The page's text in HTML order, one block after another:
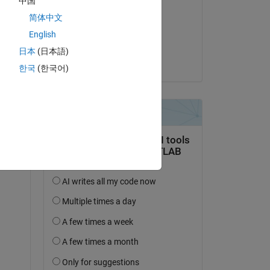
am 25 Feb. 2020
Akzeptiert:
简体中文
English
日本 (日本語)
한국 (한국어)